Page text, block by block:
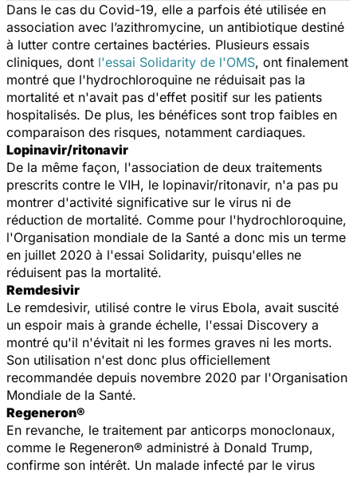
Dans le cas du Covid-19, elle a parfois été utilisée en
association avec l’azithromycine, un antibiotique destiné
à lutter contre certaines bactéries. Plusieurs essais
cliniques, dont l'essai Solidarity de l'OMS, ont finalement
montré que l'hydrochloroquine ne réduisait pas la
mortalité et n'avait pas d'effet positif sur les patients
hospitalisés. De plus, les bénéfices sont trop faibles en
comparaison des risques, notamment cardiaques.
Lopinavir/ritonavir
De la même façon, l'association de deux traitements
prescrits contre le VIH, le lopinavir/ritonavir, n'a pas pu
montrer d'activité significative sur le virus ni de
réduction de mortalité. Comme pour l'hydrochloroquine,
l'Organisation mondiale de la Santé a donc mis un terme
en juillet 2020 à l'essai Solidarity, puisqu'elles ne
réduisent pas la mortalité.
Remdesivir
Le remdesivir, utilisé contre le virus Ebola, avait suscité
un espoir mais à grande échelle, l'essai Discovery a
montré qu'il n'évitait ni les formes graves ni les morts.
Son utilisation n'est donc plus officiellement
recommandée depuis novembre 2020 par l'Organisation
Mondiale de la Santé.
Regeneron®
En revanche, le traitement par anticorps monoclonaux,
comme le Regeneron® administré à Donald Trump,
confirme son intérêt. Un malade infecté par le virus